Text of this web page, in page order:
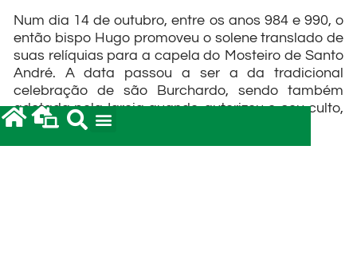
Num dia 14 de outubro, entre os anos 984 e 990, o
então bispo Hugo promoveu o solene translado de
suas relíquias para a capela do Mosteiro de Santo
André. A data passou a ser a da tradicional
celebração de são Burchardo, sendo também
adotada pela Igreja quando autorizou o seu culto,
no século XII.